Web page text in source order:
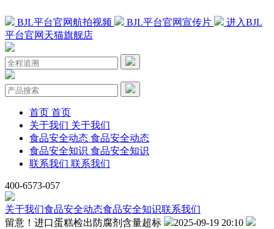
BJL平台官网航拍视频 BJL平台官网宣传片
进入BJL
平台官网天猫旗舰店
首页 首页
关于我们 关于我们
食品安全动态 食品安全动态
食品安全知识 食品安全知识
联系我们 联系我们
400-6573-057
关于我们食品安全动态食品安全知识联系我们
留意！进口蛋糕检出防腐剂含量超标
2025-09-19 20:10